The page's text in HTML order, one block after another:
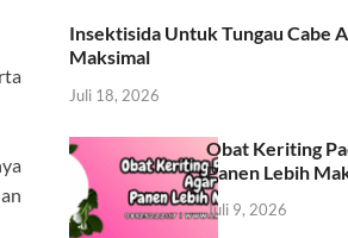
Insektisida Untuk Tungau Cabe
Maksimal
Juli 18, 2026
Obat Keriting
Panen Lebih
Juli 9, 2026